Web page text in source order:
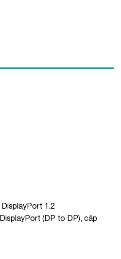
DisplayPort 1.2
(DP to DP), cáp